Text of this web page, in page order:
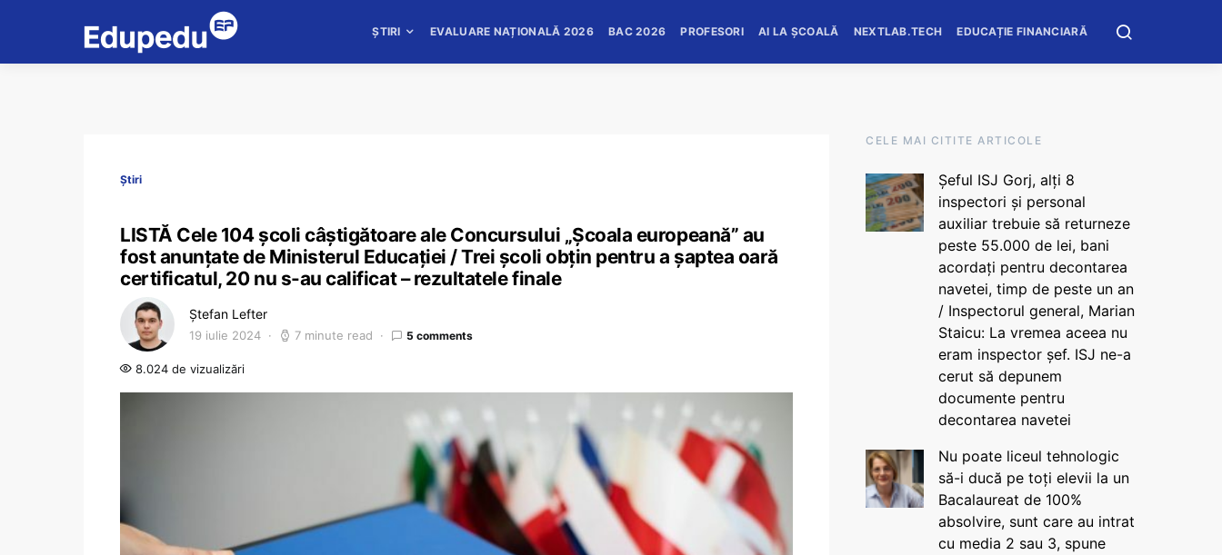
ȘTIRI EVALUARE NAȚIONALĂ 2026 BAC 2026 PROFESORI AI LA ȘCOALĂ NEXTLAB.TECH EDUCAȚIE FINANCIARĂ
Știri
LISTĂ Cele 104 școli câștigătoare ale Concursului „Școala europeană” au
fost anunțate de Ministerul Educației / Trei școli obțin pentru a șaptea oară
certificatul, 20 nu s-au calificat – rezultatele finale
Ștefan Lefter
19 iulie 2024 7 minute read 5 comments
8.024 de vizualizări
CELE MAI CITITE ARTICOLE
Șeful ISJ Gorj, alți 8
inspectori și personal
auxiliar trebuie să returneze
peste 55.000 de lei, bani
acordați pentru decontarea
navetei, timp de peste un an
/ Inspectorul general, Marian
Staicu: La vremea aceea nu
eram inspector șef. ISJ ne-a
cerut să depunem
documente pentru
decontarea navetei
Nu poate liceul tehnologic
să-i ducă pe toți elevii la un
Bacalaureat de 100%
absolvire, sunt care au intrat
cu media 2 sau 3, spune